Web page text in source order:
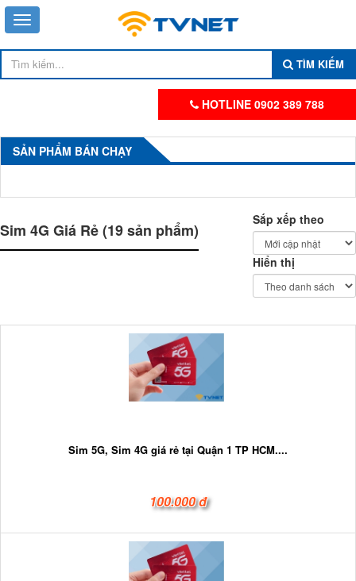
TÌM KIẾM
HOTLINE 0902 389 788
SẢN PHẨM BÁN CHẠY
Sim 4G Giá Rẻ (19 sản phẩm)
Sắp xếp theo
Hiển thị
Sim 5G, Sim 4G giá rẻ tại Quận 1 TP HCM....
100.000 đ